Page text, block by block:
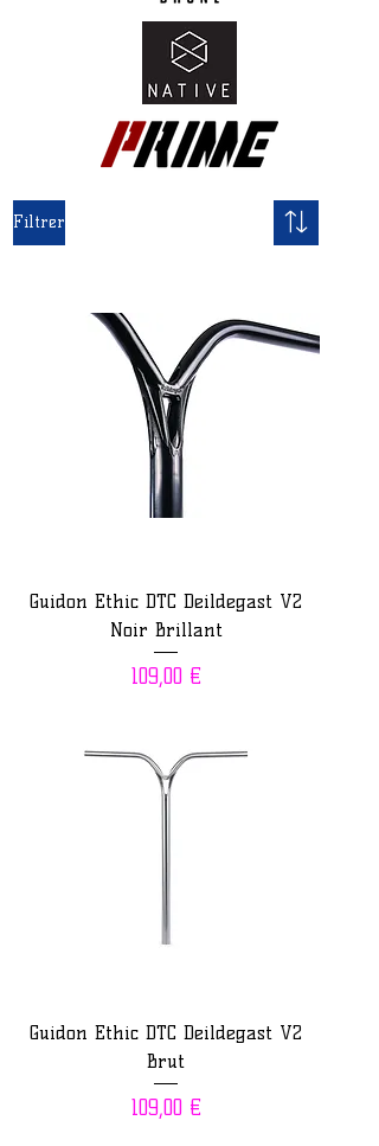
Filtrer
Guidon Ethic DTC Deildegast V2
Noir Brillant
Prix
109,00 €
Guidon Ethic DTC Deildegast V2
Brut
Prix
109,00 €